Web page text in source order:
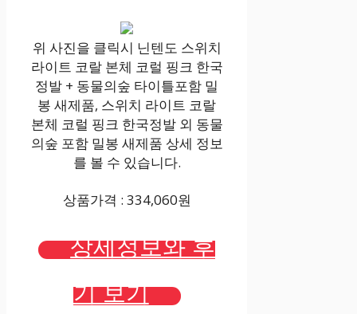
위 사진을 클릭시 닌텐도 스위치
라이트 코랄 본체 코럴 핑크 한국
정발 + 동물의숲 타이틀포함 밀
봉 새제품, 스위치 라이트 코랄
본체 코럴 핑크 한국정발 외 동물
의숲 포함 밀봉 새제품 상세 정보
를 볼 수 있습니다.
상품가격 : 334,060원
상세정보와 후
기 보기